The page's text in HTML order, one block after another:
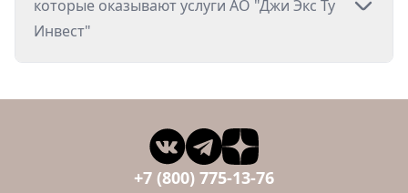
которые оказывают услуги АО "Джи Экс Ту
Инвест"
+7 (800) 775-13-76